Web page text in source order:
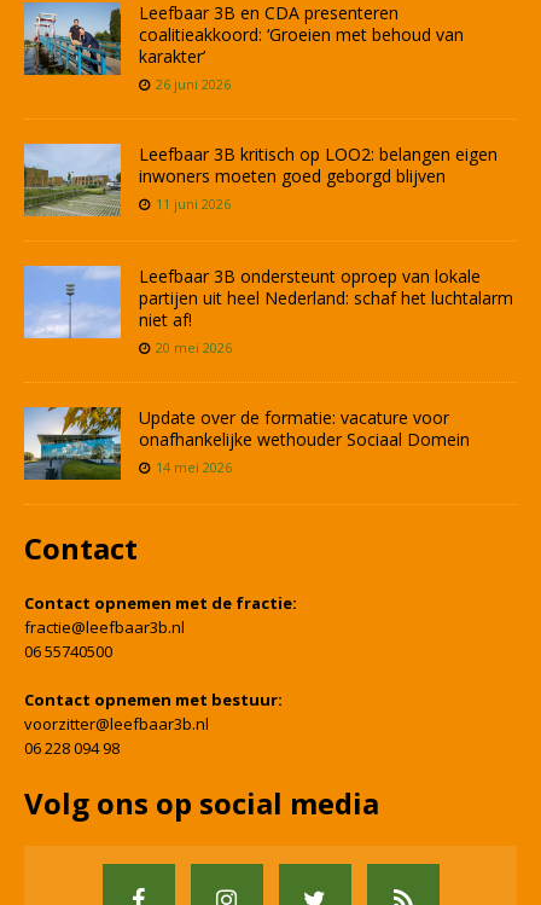
Leefbaar 3B en CDA presenteren
coalitieakkoord: ‘Groeien met behoud van
karakter’
26 juni 2026
Leefbaar 3B kritisch op LOO2: belangen eigen
inwoners moeten goed geborgd blijven
11 juni 2026
Leefbaar 3B ondersteunt oproep van lokale
partijen uit heel Nederland: schaf het luchtalarm
niet af!
20 mei 2026
Update over de formatie: vacature voor
onafhankelijke wethouder Sociaal Domein
14 mei 2026
Contact
Contact opnemen met de fractie:
fractie@leefbaar3b.nl
06 55740500
Contact opnemen met bestuur:
voorzitter@leefbaar3b.nl
06 228 094 98
Volg ons op social media